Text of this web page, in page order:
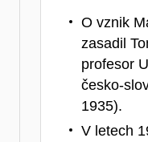
O vznik
zasadil
profesor
česko-
1935).
V letech